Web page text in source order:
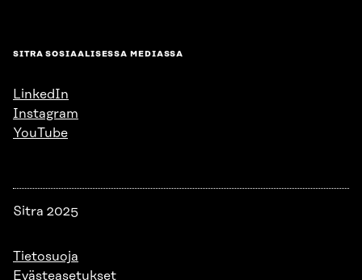
SITRA SOSIAALISESSA MEDIASSA
LinkedIn
Instagram
YouTube
Sitra 2025
Tietosuoja
Evästeasetukset